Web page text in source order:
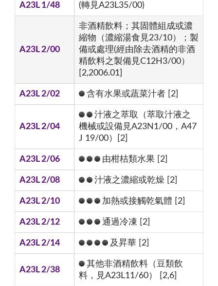
A23L 1/48 (轉見A23L35/00)
A23L 2/00
非酒精飲料；其固體組成或濃
縮物（濃縮湯食見23/10）；製
備或處理(經由除去酒精的非酒
精飲料之製備見C12H3/00）
[2,2006.01]
A23L 2/02 含有水果或蔬菜汁者 [2]
A23L 2/04
汁液之萃取（萃取汁液之
機械或設備見A23N1/00，A47
J 19/00）[2]
A23L 2/06 由柑桔類水果 [2]
A23L 2/08 汁液之濃縮或乾燥 [2]
A23L 2/10 加熱或接觸乾氣體 [2]
A23L 2/12 通過冷凍 [2]
A23L 2/14 及昇華 [2]
A23L 2/38
其他非酒精飲料（豆類飲
料，見A23L11/60） [2,6]